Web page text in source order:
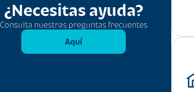
¿Necesitas ayuda?
Consulta nuestras preguntas frecuentes
Aquí